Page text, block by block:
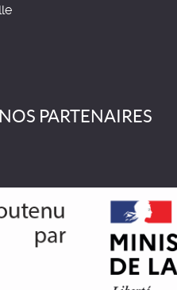
NOS PARTENAIRES